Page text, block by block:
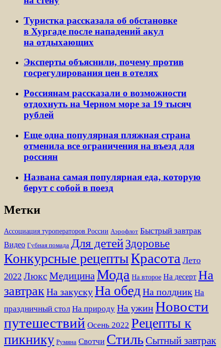
Туристка рассказала об обстановке
в Хургаде после нападений акул
на отдыхающих
Эксперты объяснили, почему против
госрегулирования цен в отелях
Россиянам рассказали о возможности
отдохнуть на Черном море за 19 тысяч
рублей
Еще одна популярная пляжная страна
отменила все ограничения на въезд для
россиян
Названа самая популярная еда, которую
берут с собой в поезд
Метки
Ассоциация туроператоров России Аэрофлот Быстрый завтрак
Видео Губная помада Для детейЗдоровье
Конкурсные рецептыКрасота Лето
2022 Люкс МедицинаМода На второе На десерт На
завтракНа закускуНа обедНа полдник На
праздничный стол На природу На ужинНовости
путешествий Осень 2022 Рецепты к
пикнику Румяна Свотчи СтильСытный завтрак